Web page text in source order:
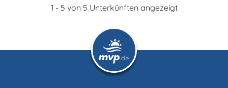
1 - 5 von 5 Unterkünften angezeigt